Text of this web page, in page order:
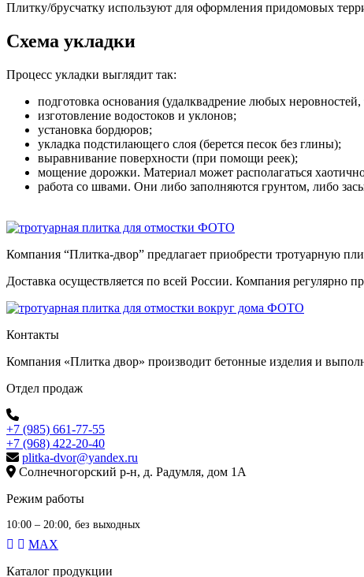
Плитку/брусчатку используют для оформления придомовых
Схема укладки
Процесс укладки выглядит так:
подготовка основания (удалквадрение любых
изготовление водостоков и уклонов;
установка бордюров;
укладка подстилающего слоя (берется песок без глины);
выравнивание поверхности (при помощи реек);
мощение дорожки. Материал может располагаться
работа со швами. Они либо заполняются грунтом, либо
Компания “Плитка-двор” предлагает приобрести тротуарную
Доставка осуществляется по всей России. Компания регулярно
Контакты
Компания «Плитка двор» производит бетонные изделия и
Отдел продаж
+7 (985) 661-77-55
+7 (968) 422-20-40
plitka-dvor@yandex.ru
Солнечногорский р-н, д. Радумля, дом 1А
Режим работы
10:00 – 20:00, без выходных
MAX
Каталог продукции